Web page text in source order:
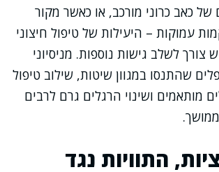
כאב כרוני מורכב, או כאשר מקור
עמוקות – היעילות של טיפול חיצוני
צורך לשלב גישות נוספות. מניסיוני
שהתנסו במגוון שיטות, שילוב טיפול
מותאמים ושינוי הרגלים גרם לרבים
התוויות נגד